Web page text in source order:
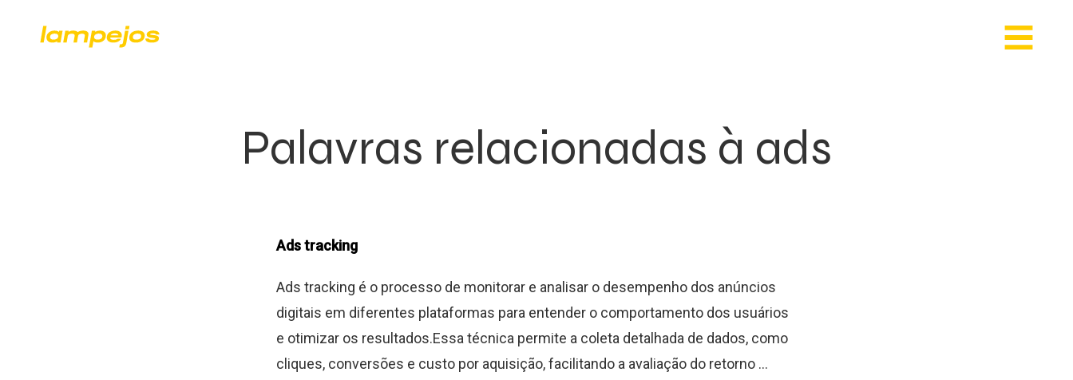
Palavras relacionadas à ads
Ads tracking
Ads tracking é o processo de monitorar e analisar o desempenho dos anúncios
digitais em diferentes plataformas para entender o comportamento dos usuários
e otimizar os resultados.Essa técnica permite a coleta detalhada de dados, como
cliques, conversões e custo por aquisição, facilitando a avaliação do retorno ...